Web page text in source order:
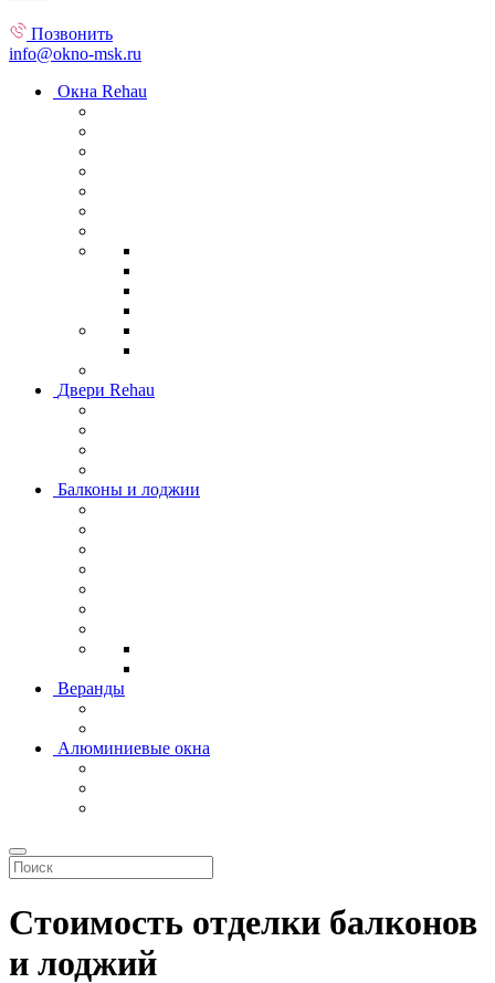
Позвонить
info@okno-msk.ru
Окна Rehau
Двери Rehau
Балконы и лоджии
Веранды
Алюминиевые окна
Стоимость отделки балконов
и лоджий